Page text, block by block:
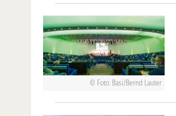
Foto: Basi/Bernd Lauter